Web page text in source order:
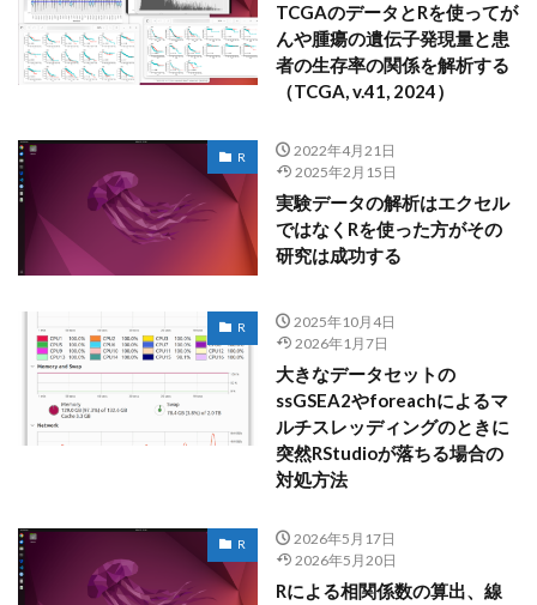
TCGAのデータとRを使ってが
んや腫瘍の遺伝子発現量と患
者の生存率の関係を解析する
（TCGA, v.41, 2024）
R
2022年4月21日
2025年2月15日
実験データの解析はエクセル
ではなくRを使った方がその
研究は成功する
R
2025年10月4日
2026年1月7日
大きなデータセットの
ssGSEA2やforeachによるマ
ルチスレッディングのときに
突然RStudioが落ちる場合の
対処方法
R
2026年5月17日
2026年5月20日
Rによる相関係数の算出、線